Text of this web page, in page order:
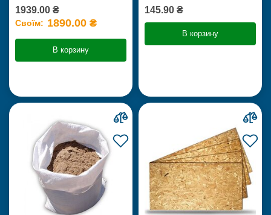
1939.00 ₴
Своїм: 1890.00 ₴
В корзину
145.90 ₴
В корзину